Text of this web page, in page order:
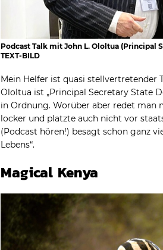
Podcast Talk mit John L. Ololtua (Principal
TEXT-BILD
Mein Helfer ist quasi stellvertretender
Ololtua ist „Principal Secretary State
in Ordnung. Worüber aber redet man
locker und platzte auch nicht vor
(Podcast hören!) besagt schon ganz
Lebens“.
Magical Kenya